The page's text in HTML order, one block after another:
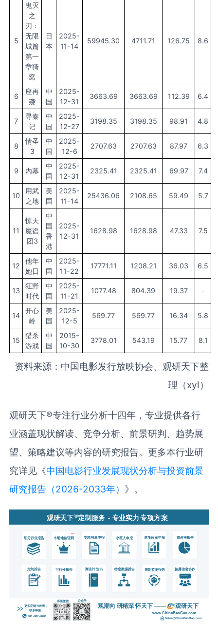
5
鬼灭
之
刃：
无限
城篇
第一
章猗
窝
日
本
2025-
11-14
59945.30 4711.71 126.75 8.6
6
座再
袭
中
国
2025-
12-31
3663.69 3663.69 112.39 6.4
7
寻秦
记
中
国
2025-
12-27
3198.35 3198.35 98.91 4.8
8
情圣
3
中
国
2025-
12-6
2707.63 2707.63 87.97 6.3
9 内幕
中
国
2025-
12-31
2325.41 2325.41 69.97 7.4
10
用武
之地
美
国
2025-
11-14
25436.06 2108.65 59.49 5.7
11
惊天
魔盗
团3
中
国
香
港
2025-
12-31
1628.98 1628.98 47.33 7.5
12
他年
她日
中
国
2025-
11-22
17771.11 1208.21 36.03 6.5
13
狂野
时代
中
国
2025-
11-21
1077.48 804.39 19.37 -
14
开心
岭
美
国
2025-
12-5
569.77 569.77 16.34 5.8
15
猎杀
游戏
中
国
2015-
10-30
3778.01 543.19 15.77 8.1
资料来源：中国电影发行放映协会、观研天下整
理（xyl）
观研天下®专注行业分析十四年，专业提供各行
业涵盖现状解读、竞争分析、前景研判、趋势展
望、策略建议等内容的研究报告。更多本行业研
究详见《中国电影行业发展现状分析与投资前景
研究报告（2026-2033年） 》。